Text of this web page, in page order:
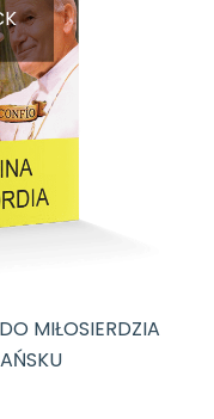
MIŁOSIERDZIA